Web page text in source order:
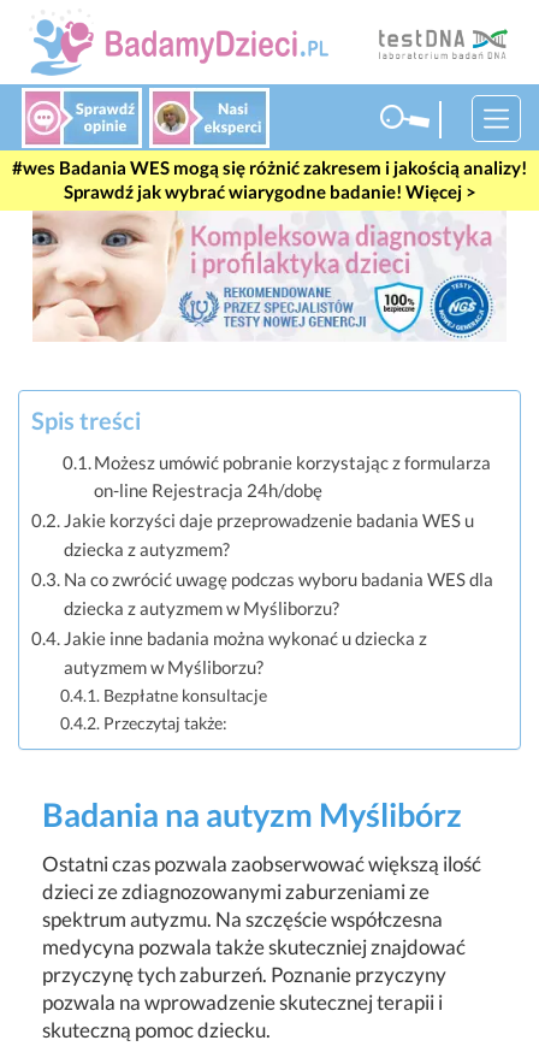
Badania WES mogą się różnić zakresem i jakością analizy!
Sprawdź jak wybrać wiarygodne badanie! Więcej >
Badania na autyzm Myślibórz
Ostatni czas pozwala zaobserwować większą ilość
dzieci ze zdiagnozowanymi zaburzeniami ze
spektrum autyzmu. Na szczęście współczesna
medycyna pozwala także skuteczniej znajdować
przyczynę tych zaburzeń. Poznanie przyczyny
pozwala na wprowadzenie skutecznej terapii i
skuteczną pomoc dziecku.
Spis treści
Możesz umówić pobranie korzystając z formularza
on-line Rejestracja 24h/dobę
Jakie korzyści daje przeprowadzenie badania WES u
dziecka z autyzmem?
Na co zwrócić uwagę podczas wyboru badania WES dla
dziecka z autyzmem w Myśliborzu?
Jakie inne badania można wykonać u dziecka z
autyzmem w Myśliborzu?
Bezpłatne konsultacje
Przeczytaj także: